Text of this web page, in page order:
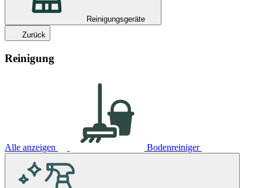
Reinigungsgeräte
Zurück
Reinigung
Alle anzeigen Bodenreiniger